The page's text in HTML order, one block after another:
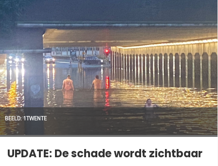
BEELD: 1TWENTE
UPDATE: De schade wordt zichtbaar